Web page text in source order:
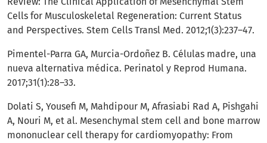
Cells for Musculoskeletal Regeneration: Current Status
and Perspectives. Stem Cells Transl Med. 2012;1(3):237–47.
Pimentel-Parra GA, Murcia-Ordoñez B. Células madre, una
nueva alternativa médica. Perinatol y Reprod Humana.
2017;31(1):28–33.
Dolati S, Yousefi M, Mahdipour M, Afrasiabi Rad A, Pishgahi
A, Nouri M, et al. Mesenchymal stem cell and bone marrow
mononuclear cell therapy for cardiomyopathy: From